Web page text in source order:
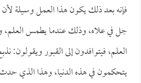
فإنه بعد ذلك يكون هذا العمل وسيلة لأن
جل في علاه، وذلك عندما يطمس
العلم، فيتوافدون إلى القبور ويقولون:
يتحكمون في هذه الدنيا، وهذا الذي